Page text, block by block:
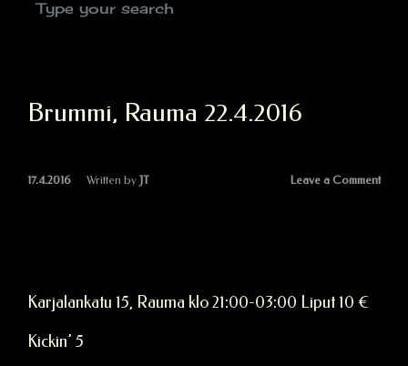
Brummi, Rauma 22.4.2016
17.4.2016 Written by JT Leave a Comment
Karjalankatu 15, Rauma klo 21:00-03:00 Liput 10 €
Kickin’ 5